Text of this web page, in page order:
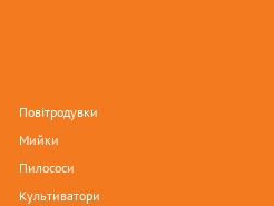
Повітродувки
Мийки
Пилососи
Культиватори